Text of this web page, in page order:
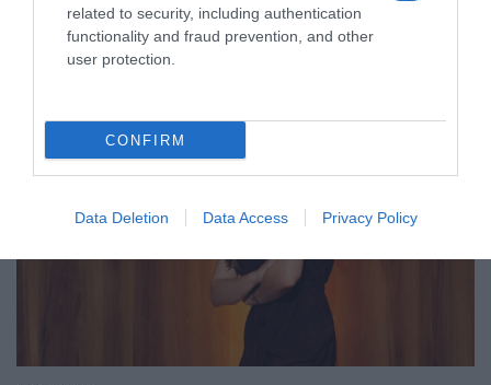
related to security, including authentication
functionality and fraud prevention, and other
user protection.
CONFIRM
Data Deletion Data Access Privacy Policy
31.10.2025 - 14:50